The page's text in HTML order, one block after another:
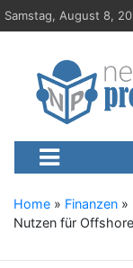
S
k
Samstag, August 8,
Neue-
Presseportal,
Home » Finanzen »
Nutzen für